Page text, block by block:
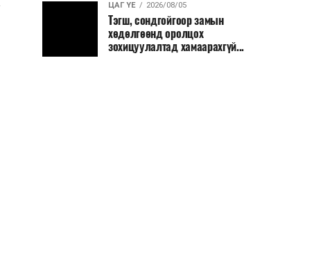
ЦАГ ҮЕ 2026/08/05
Тэгш, сондгойгоор замын
хөдөлгөөнд оролцох
зохицуулалтад хамаарахгүй...